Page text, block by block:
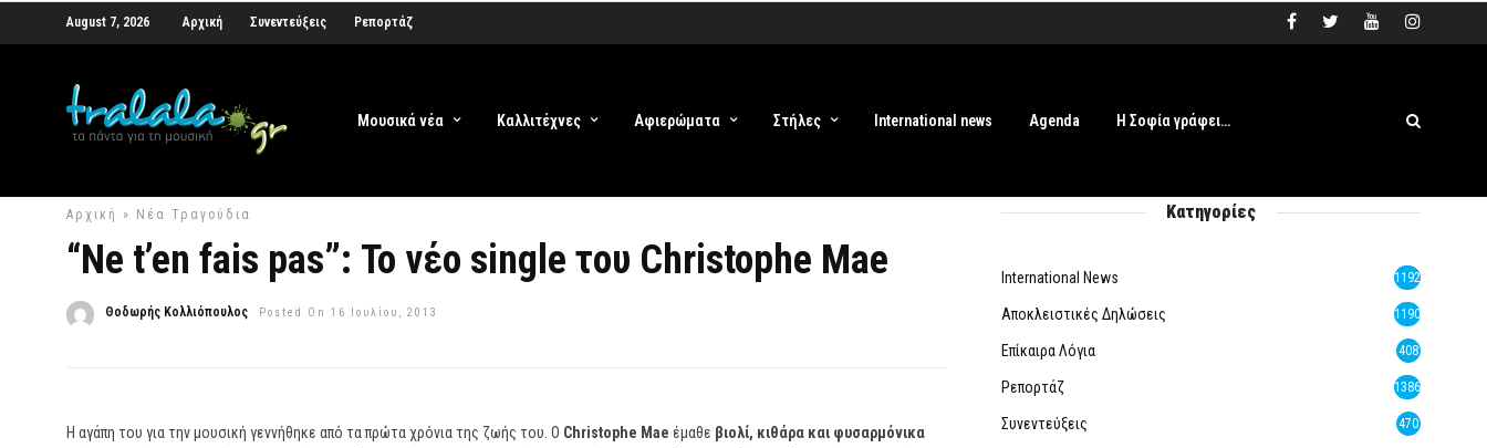
August 7, 2026 Αρχική Συνεντεύξεις Ρεπορτάζ
Μουσικά νέα Καλλιτέχνες Αφιερώματα Στήλες International news Agenda Η Σοφία γράφει…
Αρχική » Νέα Τραγούδια
“Ne t’en fais pas”: Το νέο single του Christophe Mae
Θοδωρής Κολλιόπουλος Posted On 16 Ιουλίου, 2013
Η αγάπη του για την μουσική γεννήθηκε από τα πρώτα χρόνια της ζωής του. O Christophe Mae έμαθε βιολί, κιθάρα και φυσαρμόνικα
Κατηγορίες
International News 1192
Αποκλειστικές Δηλώσεις 1190
Επίκαιρα Λόγια 408
Ρεπορτάζ 1386
Συνεντεύξεις 470